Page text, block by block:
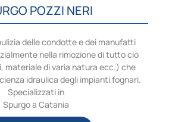
POZZI NERI
delle condotte e dei manufatti
nella rimozione di tutto ciò
materiale di varia natura ecc.) che
idraulica degli impianti fognari.
Specializzati in
Spurgo a Catania